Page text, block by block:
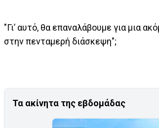
"Γι’ αυτό, θα επαναλάβουμε για μια
στην πενταμερή διάσκεψη";
Τα ακίνητα της εβδομάδας